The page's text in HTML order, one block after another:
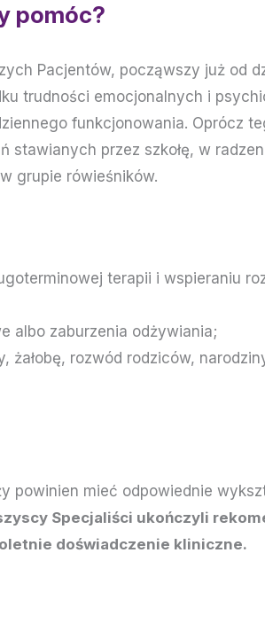
pomóc?
Pacjentów, począwszy już od
trudności emocjonalnych i
funkcjonowania. Oprócz
przez szkołę, w
grupie rówieśników.
terapii i wspieraniu
albo zaburzenia odżywiania;
żałobę, rozwód rodziców,
mieć odpowiednie
Specjaliści ukończyli
doświadczenie kliniczne.